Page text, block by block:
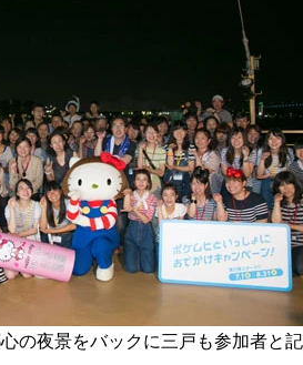
の夜景をバックに三戸も参加者と記